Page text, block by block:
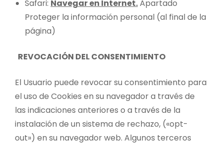
Safari: Navegar en Internet.Apartado
Proteger la información personal (al final de la
página)
REVOCACIÓN DEL CONSENTIMIENTO
El Usuario puede revocar su consentimiento para
el uso de Cookies en su navegador a través de
las indicaciones anteriores o a través de la
instalación de un sistema de rechazo, («opt-
out») en su navegador web. Algunos terceros